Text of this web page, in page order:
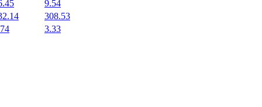
9.54
308.53
3.33